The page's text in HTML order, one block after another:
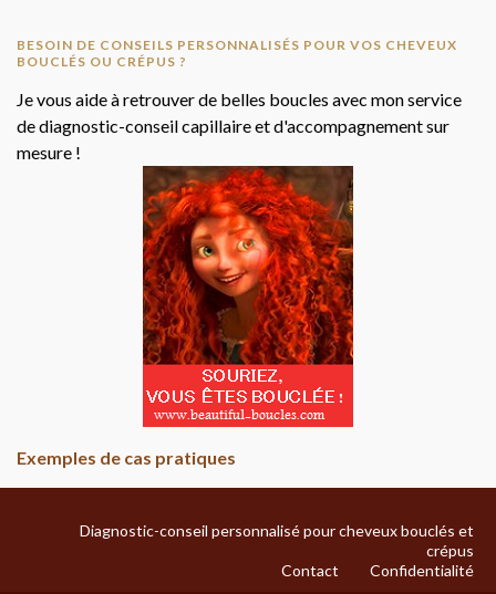
BESOIN DE CONSEILS PERSONNALISÉS POUR VOS CHEVEUX
BOUCLÉS OU CRÉPUS ?
Je vous aide à retrouver de belles boucles avec mon service
de diagnostic-conseil capillaire et d'accompagnement sur
mesure !
Exemples de cas pratiques
Diagnostic-conseil personnalisé pour cheveux bouclés et
crépus
Contact
Confidentialité